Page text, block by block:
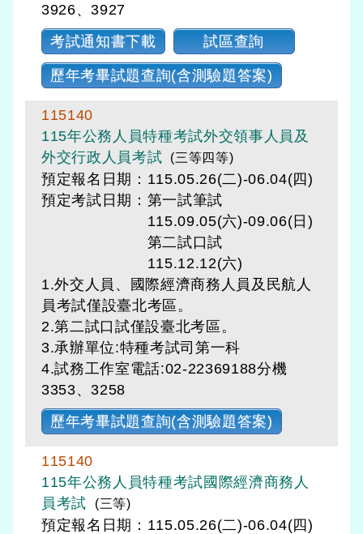
3926、3927
考試通知書下載
試區查詢
歷年考畢試題查詢(含測驗題答案)
115140
115年公務人員特種考試外交領事人員及
外交行政人員考試
(三等四等)
預定報名日期：115.05.26(二)-06.04(四)
預定考試日期： 第一試筆試
115.09.05(六)-09.06(日)
第二試口試
115.12.12(六)
1.外交人員、國際經濟商務人員及民航人
員考試僅設臺北考區。
2.第二試口試僅設臺北考區。
3.承辦單位:特種考試司第一科
4.試務工作室電話:02-22369188分機
3353、3258
歷年考畢試題查詢(含測驗題答案)
115140
115年公務人員特種考試國際經濟商務人
員考試
(三等)
預定報名日期：115.05.26(二)-06.04(四)